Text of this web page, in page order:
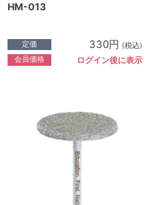
HM-013
定価 330円 (税込)
会員価格 ログイン後に表示